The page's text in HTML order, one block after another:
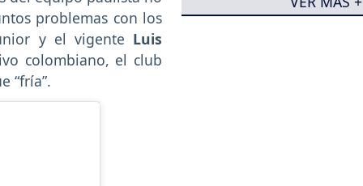
problemas con los
y el vigente Luis
colombiano, el club
“fría”.